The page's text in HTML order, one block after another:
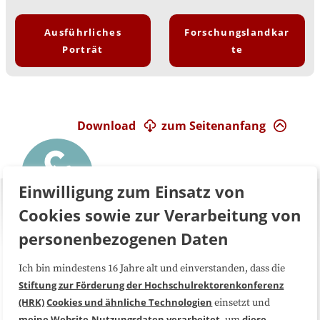
Ausführliches
Porträt
Forschungslandkar
te
zum Seitenanfang
Download
Über uns FAQ
Medienarbeit Kooperationen
Einwilligung zum Einsatz von
Cookies sowie zur Verarbeitung von
personenbezogenen Daten
Ich bin mindestens 16 Jahre alt und einverstanden, dass die
Stiftung zur Förderung der Hochschulrektorenkonferenz
(HRK)Cookies und ähnliche Technologien einsetzt und